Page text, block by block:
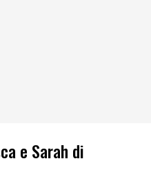
e Sarah di